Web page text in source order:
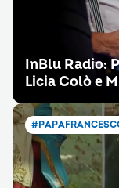
InBlu Radio:
Licia Colò e